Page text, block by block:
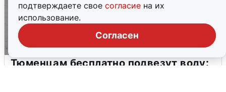
подтверждаете свое согласие на их
использование.
Согласен
Тюменцам бесплатно подвезут воду: